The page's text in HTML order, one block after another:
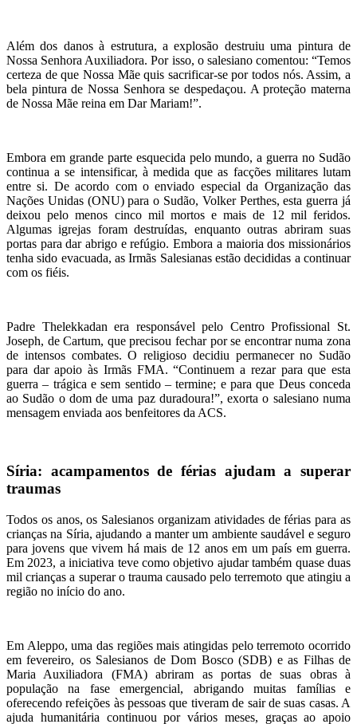
Além dos danos à estrutura, a explosão destruiu uma pintura de
Nossa Senhora Auxiliadora. Por isso, o salesiano comentou: “Temos
certeza de que Nossa Mãe quis sacrificar-se por todos nós. Assim, a
bela pintura de Nossa Senhora se despedaçou. A proteção materna
de Nossa Mãe reina em Dar Mariam!”.
Embora em grande parte esquecida pelo mundo, a guerra no Sudão
continua a se intensificar, à medida que as facções militares lutam
entre si. De acordo com o enviado especial da Organização das
Nações Unidas (ONU) para o Sudão, Volker Perthes, esta guerra já
deixou pelo menos cinco mil mortos e mais de 12 mil feridos.
Algumas igrejas foram destruídas, enquanto outras abriram suas
portas para dar abrigo e refúgio. Embora a maioria dos missionários
tenha sido evacuada, as Irmãs Salesianas estão decididas a continuar
com os fiéis.
Padre Thelekkadan era responsável pelo Centro Profissional St.
Joseph, de Cartum, que precisou fechar por se encontrar numa zona
de intensos combates. O religioso decidiu permanecer no Sudão
para dar apoio às Irmãs FMA. “Continuem a rezar para que esta
guerra – trágica e sem sentido – termine; e para que Deus conceda
ao Sudão o dom de uma paz duradoura!”, exorta o salesiano numa
mensagem enviada aos benfeitores da ACS.
Síria: acampamentos de férias ajudam a superar
traumas
Todos os anos, os Salesianos organizam atividades de férias para as
crianças na Síria, ajudando a manter um ambiente saudável e seguro
para jovens que vivem há mais de 12 anos em um país em guerra.
Em 2023, a iniciativa teve como objetivo ajudar também quase duas
mil crianças a superar o trauma causado pelo terremoto que atingiu a
região no início do ano.
Em Aleppo, uma das regiões mais atingidas pelo terremoto ocorrido
em fevereiro, os Salesianos de Dom Bosco (SDB) e as Filhas de
Maria Auxiliadora (FMA) abriram as portas de suas obras à
população na fase emergencial, abrigando muitas famílias e
oferecendo refeições às pessoas que tiveram de sair de suas casas. A
ajuda humanitária continuou por vários meses, graças ao apoio